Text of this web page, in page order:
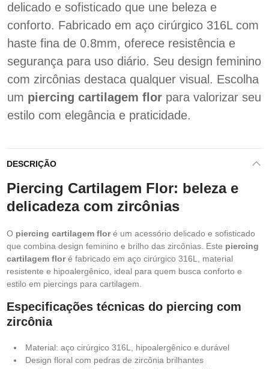
delicado e sofisticado que une beleza e
conforto. Fabricado em aço cirúrgico 316L com
haste fina de 0.8mm, oferece resistência e
segurança para uso diário. Seu design feminino
com zircônias destaca qualquer visual. Escolha
um piercing cartilagem flor para valorizar seu
estilo com elegância e praticidade.
DESCRIÇÃO
Piercing Cartilagem Flor: beleza e
delicadeza com zircônias
O piercing cartilagem floré um acessório delicado e sofisticado
que combina design feminino e brilho das zircônias. Este piercing
cartilagem floré fabricado em aço cirúrgico 316L, material
resistente e hipoalergênico, ideal para quem busca conforto e
estilo em piercings para cartilagem.
Especificações técnicas do piercing com
zircônia
Material: aço cirúrgico 316L, hipoalergênico e durável
Design floral com pedras de zircônia brilhantes